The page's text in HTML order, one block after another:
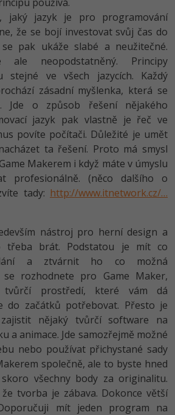
specialista
-41%
(AI) -10%
softwaru
-30%
-80%
-80%
-30%
-15%
-25%
Effects
jaký jazyk je pro programování
že se bojí investovat svůj čas do
pak ukáže slabé a neužitečné.
neopodstatněný. Principy
stejné ve všech jazycích. Každý
zásadní myšlenka, která se
Jde o způsob řešení nějakého
jazyk pak vlastně je řeč ve
povíte počítači. Důležité je umět
ta řešení. Proto má smysl
Makerem i když máte v úmyslu
profesionálně. (něco dalšího o
tady: http://www.itnetwork.cz/…
nástroj pro herní design a
třeba brát. Podstatou je mít co
a ztvárnit ho co možná
se rozhodnete pro Game Maker,
tvůrčí prostředí, které vám dá
do začátků potřebovat. Přesto je
nějaký tvůrčí software na
a animace. Jde samozřejmě možné
nebo používat přichystané sady
společně, ale to byste hned
všechny body za originalitu.
tvorba je zábava. Dokonce větší
mít jeden program na